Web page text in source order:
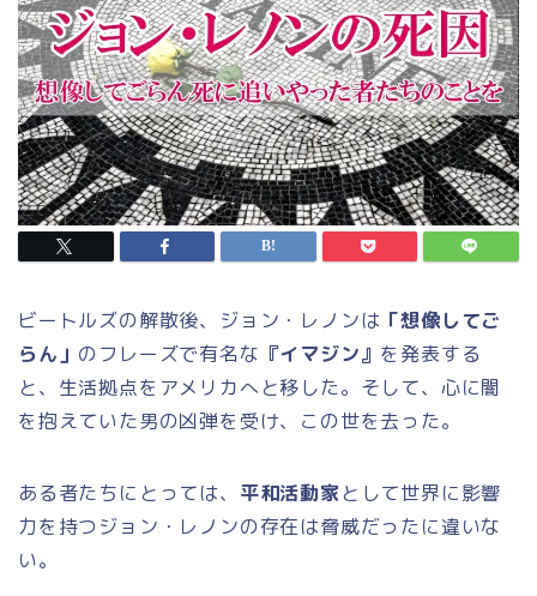
ビートルズの解散後、ジョン・レノンは 「想像してご
らん」 のフレーズで有名な 『イマジン』 を発表する
と、生活拠点をアメリカへと移した。そして、心に闇
を抱えていた男の凶弾を受け、この世を去った。
ある者たちにとっては、 平和活動家として世界に影響
力を持つジョン・レノンの存在は脅威だったに違いな
い。